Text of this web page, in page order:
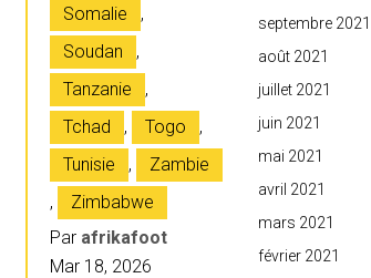
Somalie
,
Soudan
,
Tanzanie
,
Tchad
, Togo
,
Tunisie
,
Zambie
,
Zimbabwe
Par afrikafoot
Mar 18, 2026
septembre 2021
août 2021
juillet 2021
juin 2021
mai 2021
avril 2021
mars 2021
février 2021